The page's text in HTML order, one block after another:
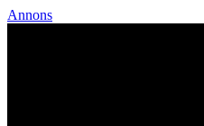
Annons